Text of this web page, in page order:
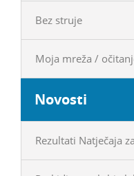
Bez struje
Moja mreža /
Novosti
Rezultati Natječaja